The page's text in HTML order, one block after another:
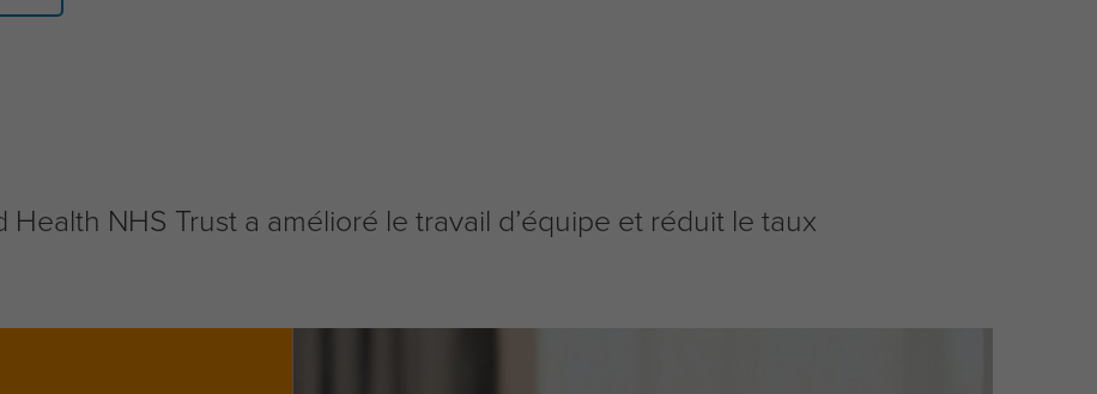
NHS Trust a amélioré le travail d’équipe et réduit le taux